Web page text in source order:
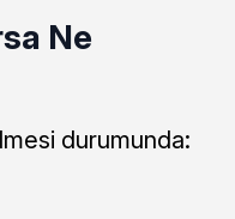
Ne
durumunda: